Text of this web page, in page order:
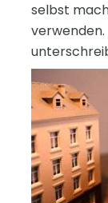
selbst
verwenden.